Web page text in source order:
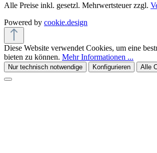
Alle Preise inkl. gesetzl. Mehrwertsteuer zzgl.
Powered by cookie.design
Diese Website verwendet Cookies, um eine
bieten zu können. Mehr Informationen ...
Nur technisch notwendige Konfigurieren Alle